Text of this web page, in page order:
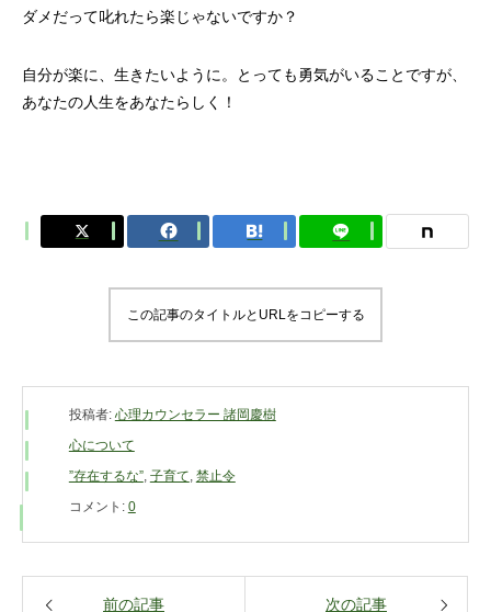
ダメだって叱れたら楽じゃないですか？
自分が楽に、生きたいように。とっても勇気がいることですが、
あなたの人生をあなたらしく！
この記事のタイトルとURLをコピーする
投稿者: 心理カウンセラー 諸岡慶樹
心について
”存在するな”, 子育て, 禁止令
コメント: 0
前の記事 次の記事